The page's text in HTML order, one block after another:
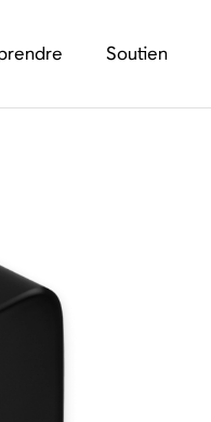
Soutien